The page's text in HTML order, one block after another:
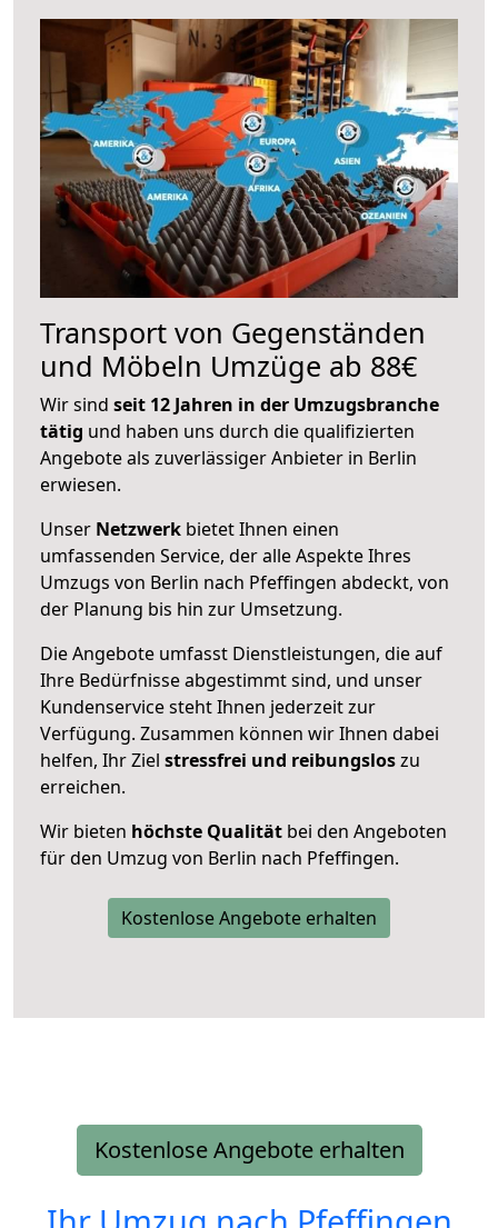
Transport von Gegenständen
und Möbeln Umzüge ab 88€
Wir sind seit 12 Jahren in der Umzugsbranche
tätig und haben uns durch die qualifizierten
Angebote als zuverlässiger Anbieter in Berlin
erwiesen.
Unser Netzwerk bietet Ihnen einen
umfassenden Service, der alle Aspekte Ihres
Umzugs von Berlin nach Pfeffingen abdeckt, von
der Planung bis hin zur Umsetzung.
Die Angebote umfasst Dienstleistungen, die auf
Ihre Bedürfnisse abgestimmt sind, und unser
Kundenservice steht Ihnen jederzeit zur
Verfügung. Zusammen können wir Ihnen dabei
helfen, Ihr Ziel stressfrei und reibungsloszu
erreichen.
Wir bieten höchste Qualität bei den Angeboten
für den Umzug von Berlin nach Pfeffingen.
Kostenlose Angebote erhalten
Kostenlose Angebote erhalten